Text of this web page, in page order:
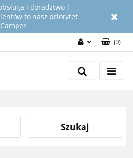
i doradztwo |
to nasz priorytet
Zaloguj się
Załóż konto
(0)
Szukaj